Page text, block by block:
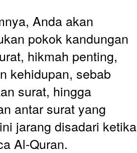
Anda akan
pokok kandungan
hikmah penting,
kehidupan, sebab
surat, hingga
antar surat yang
jarang disadari ketika
Al-Quran.